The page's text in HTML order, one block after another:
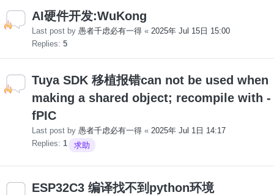
AI硬件开发:WuKong
Last post by 愚者千虑必有一得 « 2025年 Jul 15日 15:00
Replies: 5
Tuya SDK 移植报错can not be used when
making a shared object; recompile with -
fPIC
Last post by 愚者千虑必有一得 « 2025年 Jul 1日 14:17
Replies: 1 求助
ESP32C3 编译找不到python环境